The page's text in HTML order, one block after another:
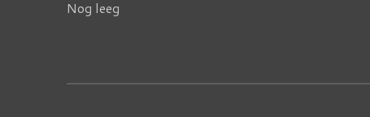
Nog leeg